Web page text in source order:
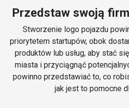
Przedstaw swoją
Stworzenie logo pojazdu
priorytetem startupów, obok
produktów lub usług, aby stać
miasta i przyciągnąć
powinno przedstawiać to, co
jak jest to pomocne